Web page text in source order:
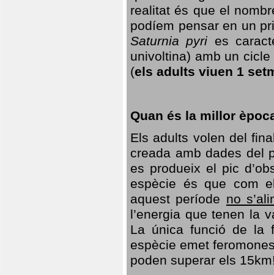
realitat és que el
podíem pensar en un
Saturnia pyri es
univoltina) amb un
(els adults viuen 1
Quan és la millor
Els adults volen del
creada amb dades del
es produeix el pic
espècie és que com
aquest període no
l’energia que tenen la
La única funció de la
espècie emet
poden superar els